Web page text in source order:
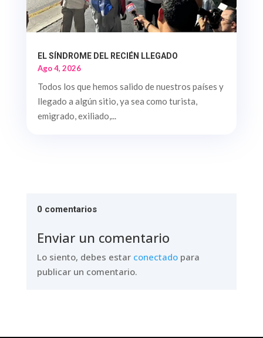
EL SÍNDROME DEL RECIÉN LLEGADO
Ago 4, 2026
Todos los que hemos salido de nuestros países y
llegado a algún sitio, ya sea como turista,
emigrado, exiliado,...
0 comentarios
Enviar un comentario
Lo siento, debes estar conectadopara
publicar un comentario.